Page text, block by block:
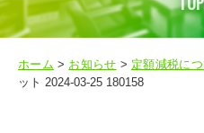
ホーム > お知らせ > 定額減税に
ット 2024-03-25 180158